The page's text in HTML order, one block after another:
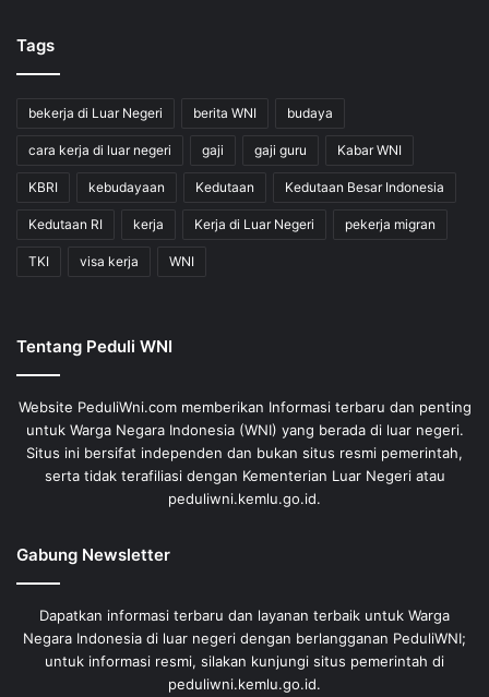
Tags
bekerja di Luar Negeri berita WNI budaya
cara kerja di luar negeri gaji gaji guru Kabar WNI
KBRI kebudayaan Kedutaan Kedutaan Besar Indonesia
Kedutaan RI kerja Kerja di Luar Negeri pekerja migran
TKI visa kerja WNI
Tentang Peduli WNI
Website PeduliWni.com memberikan Informasi terbaru dan penting
untuk Warga Negara Indonesia (WNI) yang berada di luar negeri.
Situs ini bersifat independen dan bukan situs resmi pemerintah,
serta tidak terafiliasi dengan Kementerian Luar Negeri atau
peduliwni.kemlu.go.id.
Gabung Newsletter
Dapatkan informasi terbaru dan layanan terbaik untuk Warga
Negara Indonesia di luar negeri dengan berlangganan PeduliWNI;
untuk informasi resmi, silakan kunjungi situs pemerintah di
peduliwni.kemlu.go.id.